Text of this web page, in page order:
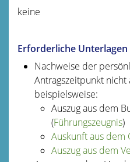
keine
Erforderliche Unterlagen
Nachweise der
Antragszeitpunkt nicht
beispielsweise:
Auszug aus dem
(Führungszeugnis)
Auskunft aus
Auszug aus dem